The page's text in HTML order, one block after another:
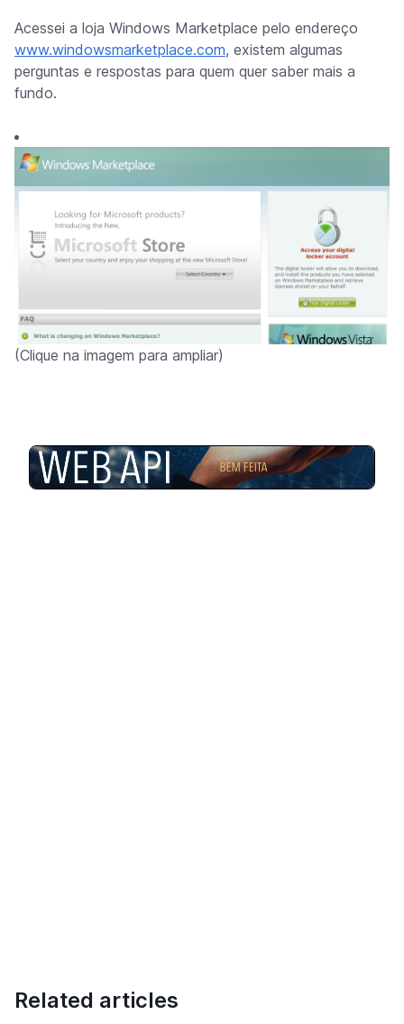
Acessei a loja Windows Marketplace pelo endereço
www.windowsmarketplace.com, existem algumas
perguntas e respostas para quem quer saber mais a
fundo.
(Clique na imagem para ampliar)
Related articles